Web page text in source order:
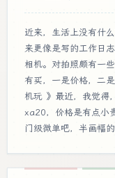
近来，生活上没有什
来更像是写的工作日
相机。对拍照颇有一
有买，一是价格，二
机玩 》最近，我觉得
xa20，价格是有点小
门级微单吧，半画幅